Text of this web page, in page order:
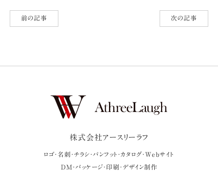
前の記事 次の記事
株式会社アースリーラフ
ロゴ・名刺・チラシ・パンフット・カタログ・Webサイト
DM・パッケージ・印刷・デザイン制作